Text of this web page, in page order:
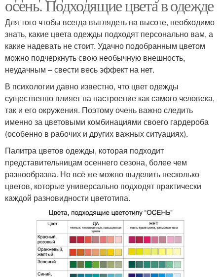
осень. Подходящие цвета в одежде
Для того чтобы всегда выглядеть на высоте, необходимо
знать, какие цвета одежды подходят персонально вам, а
какие надевать не стоит. Удачно подобранным цветом
можно подчеркнуть свою необычную внешность,
неудачным – свести весь эффект на нет.
В психологии давно известно, что цвет одежды
существенно влияет на настроение как самого человека,
так и его окружения. Поэтому очень важно следить
именно за цветовыми комбинациями своего гардероба
(особенно в рабочих и других важных ситуациях).
Палитра цветов одежды, которая подходит
представительницам осеннего сезона, более чем
разнообразна. Но всё же можно выделить несколько
цветов, которые универсально подходят практически
каждой разновидности цветотипа.